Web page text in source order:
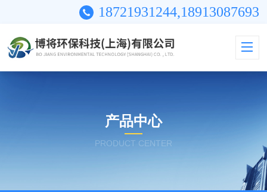
18721931244,18913087693
产品中心
PRODUCT CENTER